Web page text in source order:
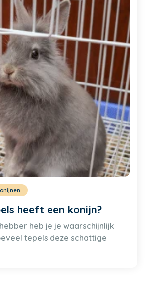
heeft een konijn?
heb je je waarschijnlijk
tepels deze schattige